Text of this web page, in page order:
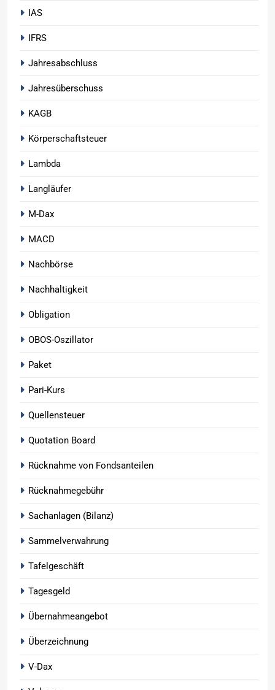
IAS
IFRS
Jahresabschluss
Jahresüberschuss
KAGB
Körperschaftsteuer
Lambda
Langläufer
M-Dax
MACD
Nachbörse
Nachhaltigkeit
Obligation
OBOS-Oszillator
Paket
Pari-Kurs
Quellensteuer
Quotation Board
Rücknahme von Fondsanteilen
Rücknahmegebühr
Sachanlagen (Bilanz)
Sammelverwahrung
Tafelgeschäft
Tagesgeld
Übernahmeangebot
Überzeichnung
V-Dax